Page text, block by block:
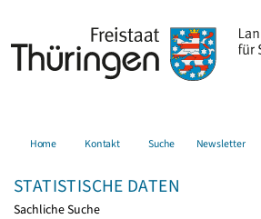
Home Kontakt Suche Newsletter
STATISTISCHE DATEN
Sachliche Suche